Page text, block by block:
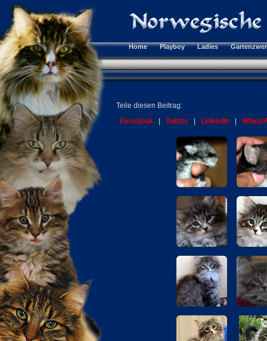
Home Playboy Ladies
Teile diesen Beitrag:
Facebook
Twitter LinkedIn